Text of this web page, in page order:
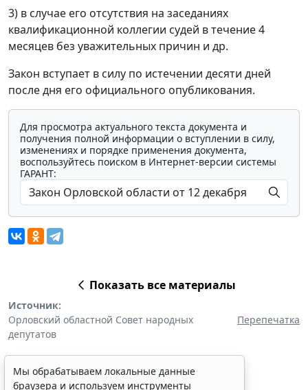
3) в случае его отсутствия на заседаниях
квалификационной коллегии судей в течение 4
месяцев без уважительных причин и др.
Закон вступает в силу по истечении десяти дней
после дня его официального опубликования.
Для просмотра актуального текста документа и
получения полной информации о вступлении в силу,
изменениях и порядке применения документа,
воспользуйтесь поиском в Интернет-версии системы
ГАРАНТ:
Показать все материалы
Источник:
Орловский областной Совет народных
депутатов
Перепечатка
Мы обрабатываем локальные данные
браузера и используем инструменты